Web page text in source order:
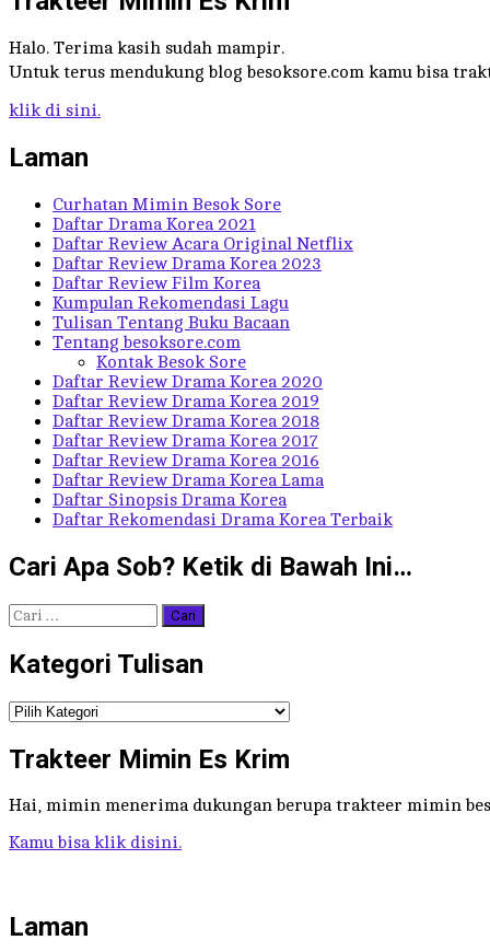
Halo. Terima kasih sudah mampir.
Untuk terus mendukung blog besoksore.com kamu bisa
klik di sini.
Laman
Curhatan Mimin Besok Sore
Daftar Drama Korea 2021
Daftar Review Acara Original Netflix
Daftar Review Drama Korea 2023
Daftar Review Film Korea
Kumpulan Rekomendasi Lagu
Tulisan Tentang Buku Bacaan
Tentang besoksore.com
Kontak Besok Sore
Daftar Review Drama Korea 2020
Daftar Review Drama Korea 2019
Daftar Review Drama Korea 2018
Daftar Review Drama Korea 2017
Daftar Review Drama Korea 2016
Daftar Review Drama Korea Lama
Daftar Sinopsis Drama Korea
Daftar Rekomendasi Drama Korea Terbaik
Cari Apa Sob? Ketik di Bawah Ini…
Cari
untuk:
Kategori Tulisan
Kategori
Trakteer Mimin Es Krim
Hai, mimin menerima dukungan berupa trakteer mimin
Kamu bisa klik disini.
Laman